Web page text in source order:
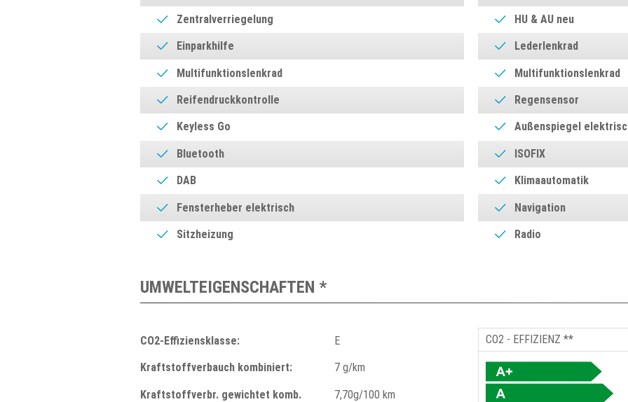
Zentralverriegelung HU & AU neu
Einparkhilfe Lederlenkrad
Multifunktionslenkrad Multifunktionslenkrad
Reifendruckkontrolle Regensensor
Keyless Go Außenspiegel
Bluetooth ISOFIX
DAB Klimaautomatik
Fensterheber elektrisch Navigation
Sitzheizung Radio
UMWELTEIGENSCHAFTEN *
CO2-Effiziensklasse: E
Kraftstoffverbauch kombiniert: 7 g/km
Kraftstoffverbr. gewichtet komb. 7,70g/100 km
CO2 - EFFIZIENZ **